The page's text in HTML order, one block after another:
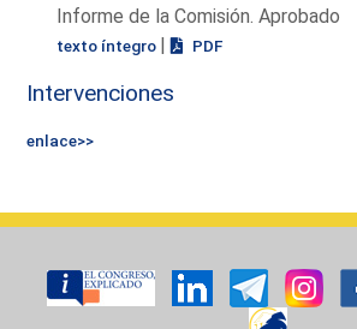
Informe de la Comisión. Aprobado
texto íntegro | PDF
Intervenciones
enlace>>